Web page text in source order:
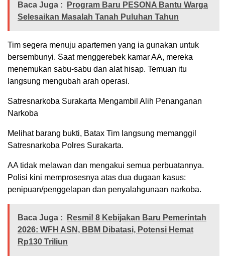
Baca Juga :
Program Baru PESONA Bantu Warga
Selesaikan Masalah Tanah Puluhan Tahun
Tim segera menuju apartemen yang ia gunakan untuk
bersembunyi. Saat menggerebek kamar AA, mereka
menemukan sabu-sabu dan alat hisap. Temuan itu
langsung mengubah arah operasi.
Satresnarkoba Surakarta Mengambil Alih Penanganan
Narkoba
Melihat barang bukti, Batax Tim langsung memanggil
Satresnarkoba Polres Surakarta.
AA tidak melawan dan mengakui semua perbuatannya.
Polisi kini memprosesnya atas dua dugaan kasus:
penipuan/penggelapan dan penyalahgunaan narkoba.
Baca Juga :
Resmi! 8 Kebijakan Baru Pemerintah
2026: WFH ASN, BBM Dibatasi, Potensi Hemat
Rp130 Triliun